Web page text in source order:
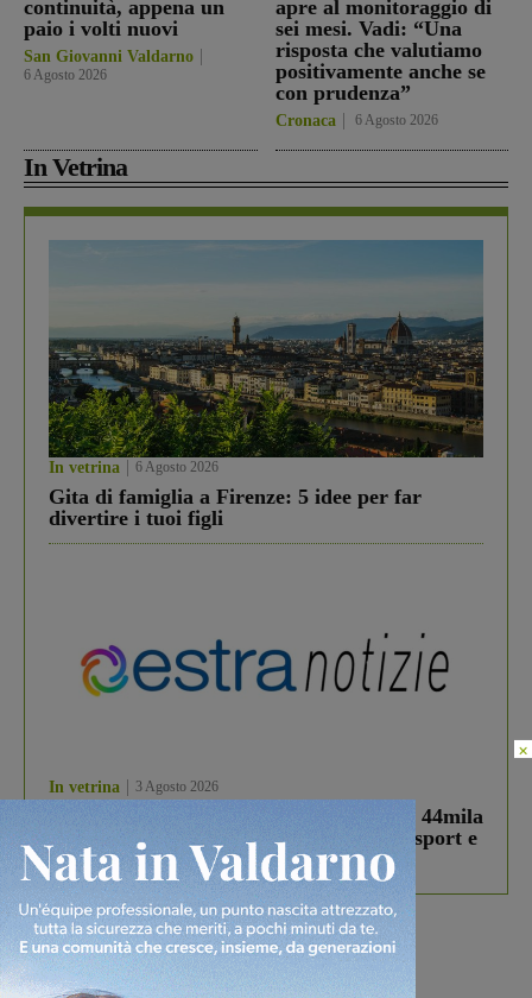
continuità, appena un
paio i volti nuovi
San Giovanni Valdarno
6 Agosto 2026
apre al monitoraggio di
sei mesi. Vadi: “Una
risposta che valutiamo
positivamente anche se
con prudenza”
Cronaca 6 Agosto 2026
In Vetrina
In vetrina 6 Agosto 2026
Gita di famiglia a Firenze: 5 idee per far
divertire i tuoi figli
In vetrina 3 Agosto 2026
Estra Notizie agosto: Smart Cities, oltre 44mila
studenti coinvolti, torna il bando per lo sport e
debutta il podcast Estrair
×